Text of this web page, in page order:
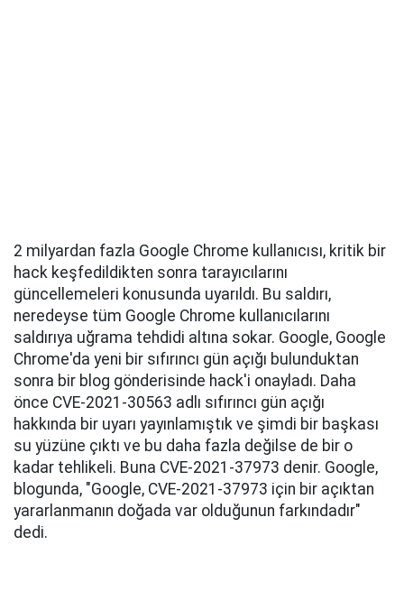
2 milyardan fazla Google Chrome kullanıcısı, kritik bir
hack keşfedildikten sonra tarayıcılarını
güncellemeleri konusunda uyarıldı. Bu saldırı,
neredeyse tüm Google Chrome kullanıcılarını
saldırıya uğrama tehdidi altına sokar. Google, Google
Chrome'da yeni bir sıfırıncı gün açığı bulunduktan
sonra bir blog gönderisinde hack'i onayladı. Daha
önce CVE-2021-30563 adlı sıfırıncı gün açığı
hakkında bir uyarı yayınlamıştık ve şimdi bir başkası
su yüzüne çıktı ve bu daha fazla değilse de bir o
kadar tehlikeli. Buna CVE-2021-37973 denir. Google,
blogunda, "Google, CVE-2021-37973 için bir açıktan
yararlanmanın doğada var olduğunun farkındadır"
dedi.